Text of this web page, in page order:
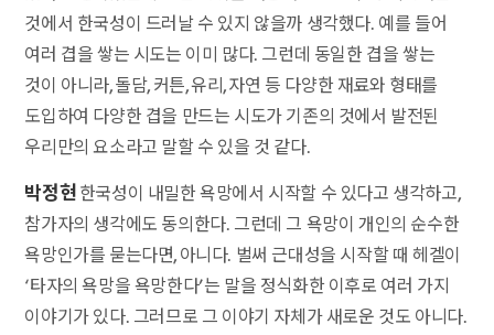
것에서 한국성이 드러날 수 있지 않을까 생각했다. 예를 들어
여러 겹을 쌓는 시도는 이미 많다. 그런데 동일한 겹을 쌓는
것이 아니라, 돌담, 커튼, 유리, 자연 등 다양한 재료와 형태를
도입하여 다양한 겹을 만드는 시도가 기존의 것에서 발전된
우리만의 요소라고 말할 수 있을 것 같다.
박정현 한국성이 내밀한 욕망에서 시작할 수 있다고 생각하고,
참가자의 생각에도 동의한다. 그런데 그 욕망이 개인의 순수한
욕망인가를 묻는다면, 아니다. 벌써 근대성을 시작할 때 헤겔이
‘타자의 욕망을 욕망한다’는 말을 정식화한 이후로 여러 가지
이야기가 있다. 그러므로 그 이야기 자체가 새로운 것도 아니다.